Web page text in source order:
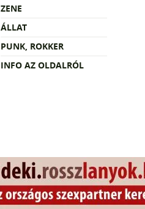
ZENE
ÁLLAT
PUNK, ROKKER
INFO AZ OLDALRÓL